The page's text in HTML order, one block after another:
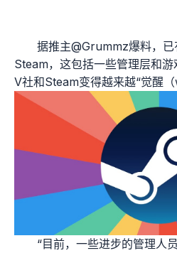
据推主@Grummz爆料，已
Steam，这包括一些管理层和
V社和Steam变得越来越“觉醒（
“目前，一些进步的管理人